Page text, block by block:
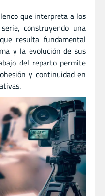
que interpreta a los
construyendo una
resulta fundamental
y la evolución de sus
del reparto permite
y continuidad en